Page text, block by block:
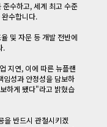
준수하고, 세계 최고 수준
수합니다.
및 자문 등 개발 전반에
.
지연, 이에 따른 뉴플랜
임성과 안정성을 담보하
하게 됐다"라고 밝혔습
을 반드시 관철시키겠